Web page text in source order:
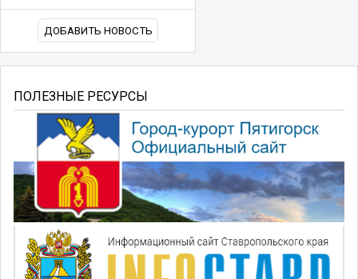
ДОБАВИТЬ НОВОСТЬ
ПОЛЕЗНЫЕ РЕСУРСЫ